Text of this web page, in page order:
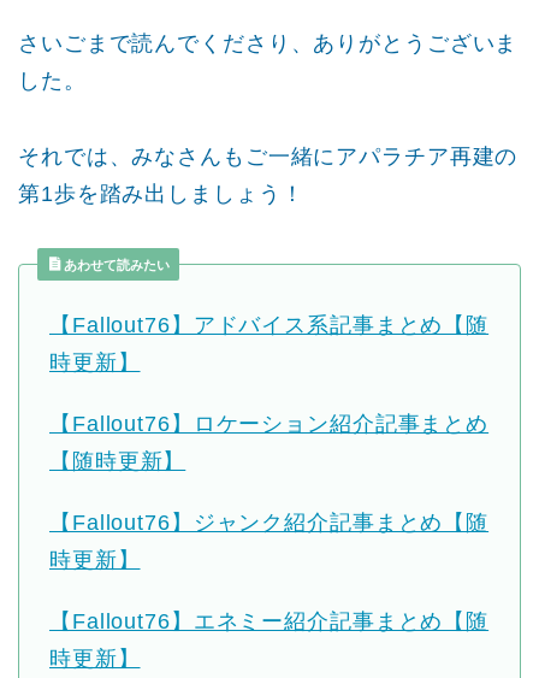
さいごまで読んでくださり、ありがとうございま
した。
それでは、みなさんもご一緒にアパラチア再建の
第1歩を踏み出しましょう！
あわせて読みたい
【Fallout76】アドバイス系記事まとめ【随
時更新】
【Fallout76】ロケーション紹介記事まとめ
【随時更新】
【Fallout76】ジャンク紹介記事まとめ【随
時更新】
【Fallout76】エネミー紹介記事まとめ【随
時更新】